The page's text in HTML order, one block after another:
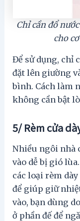
Chỉ cần đổ
cho
Để sử dụng, chỉ
đặt lên giường
bình. Cách làm
không cần bật
5/ Rèm cửa
Nhiều ngôi nhà
vào dễ bị gió
các loại rèm
để giúp giữ
vào, bạn dùng
ở phần đế để